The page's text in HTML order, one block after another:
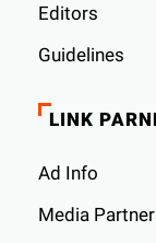
Editors
Guidelines
LINK
Ad Info
Media